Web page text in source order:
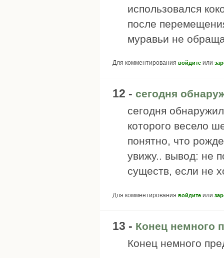
использовался
после
муравьи не
Для комментирования войдите или
12 - сегодня
сегодня
которого весело
понятно, что
увижу.. вывод: не
существ, если не
Для комментирования войдите или
13 - Конец немного
Конец немного